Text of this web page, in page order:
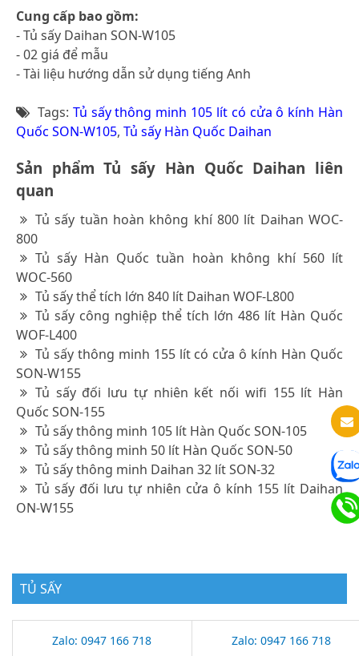
Cung cấp bao gồm:
- Tủ sấy Daihan SON-W105
- 02 giá để mẫu
- Tài liệu hướng dẫn sử dụng tiếng Anh
Tags: Tủ sấy thông minh 105 lít có cửa ô kính Hàn
Quốc SON-W105, Tủ sấy Hàn Quốc Daihan
Sản phẩm Tủ sấy Hàn Quốc Daihan liên
quan
Tủ sấy tuần hoàn không khí 800 lít Daihan WOC-
800
Tủ sấy Hàn Quốc tuần hoàn không khí 560 lít
WOC-560
Tủ sấy thể tích lớn 840 lít Daihan WOF-L800
Tủ sấy công nghiệp thể tích lớn 486 lít Hàn Quốc
WOF-L400
Tủ sấy thông minh 155 lít có cửa ô kính Hàn Quốc
SON-W155
Tủ sấy đối lưu tự nhiên kết nối wifi 155 lít Hàn
Quốc SON-155
Tủ sấy thông minh 105 lít Hàn Quốc SON-105
Tủ sấy thông minh 50 lít Hàn Quốc SON-50
Tủ sấy thông minh Daihan 32 lít SON-32
Tủ sấy đối lưu tự nhiên cửa ô kính 155 lít Daihan
ON-W155
TỦ SẤY
Zalo: 0947 166 718 Zalo: 0947 166 718